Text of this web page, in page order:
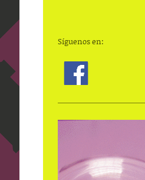
Síguenos en: